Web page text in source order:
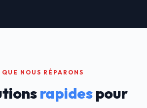
QUE NOUS RÉPARONS
rapidespour